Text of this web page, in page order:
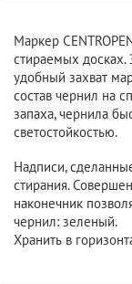
Маркер
стираемых досках.
удобный захват
состав чернил на
запаха, чернила
светостойкостью.
Надписи,
стирания.
наконечник
чернил: зеленый.
Хранить в